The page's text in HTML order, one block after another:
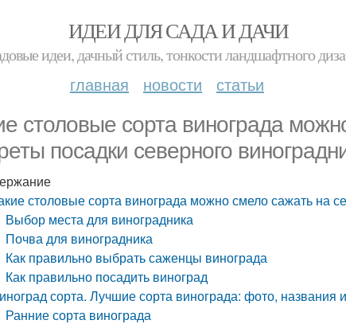
ИДЕИ ДЛЯ САДА И ДАЧИ
идеи, дачный стиль, тонкости ландшафтного
главная новости статьи
столовые сорта винограда
посадки северного
столовые сорта винограда можно смело сажать на
Выбор места для виноградника
Почва для виноградника
Как правильно выбрать саженцы винограда
Как правильно посадить виноград
сорта. Лучшие сорта винограда: фото, названия
Ранние сорта винограда